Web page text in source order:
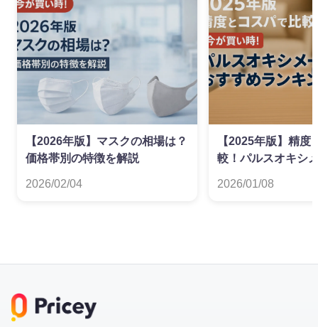
【2026年版】マスクの相場は？
価格帯別の特徴を解説
2026/02/04
【2025年版】精度
較！パルスオキシ
2026/01/08